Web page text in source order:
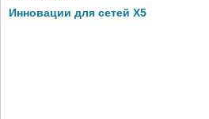
Инновации для сетей X5